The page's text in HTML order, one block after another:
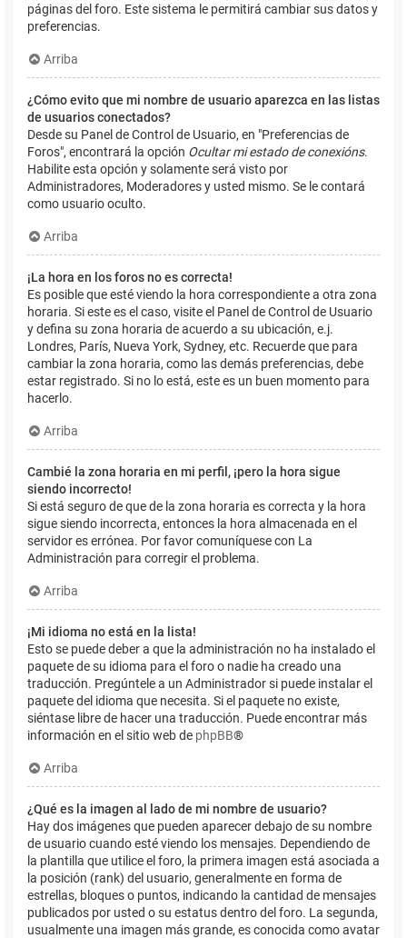
páginas del foro. Este sistema le permitirá cambiar sus datos y
preferencias.
Arriba
¿Cómo evito que mi nombre de usuario aparezca en las listas
de usuarios conectados?
Desde su Panel de Control de Usuario, en "Preferencias de
Foros", encontrará la opción Ocultar mi estado de conexións.
Habilite esta opción y solamente será visto por
Administradores, Moderadores y usted mismo. Se le contará
como usuario oculto.
Arriba
¡La hora en los foros no es correcta!
Es posible que esté viendo la hora correspondiente a otra zona
horaria. Si este es el caso, visite el Panel de Control de Usuario
y defina su zona horaria de acuerdo a su ubicación, e.j.
Londres, París, Nueva York, Sydney, etc. Recuerde que para
cambiar la zona horaria, como las demás preferencias, debe
estar registrado. Si no lo está, este es un buen momento para
hacerlo.
Arriba
Cambié la zona horaria en mi perfil, ¡pero la hora sigue
siendo incorrecto!
Si está seguro de que de la zona horaria es correcta y la hora
sigue siendo incorrecta, entonces la hora almacenada en el
servidor es errónea. Por favor comuníquese con La
Administración para corregir el problema.
Arriba
¡Mi idioma no está en la lista!
Esto se puede deber a que la administración no ha instalado el
paquete de su idioma para el foro o nadie ha creado una
traducción. Pregúntele a un Administrador si puede instalar el
paquete del idioma que necesita. Si el paquete no existe,
siéntase libre de hacer una traducción. Puede encontrar más
información en el sitio web de phpBB®
Arriba
¿Qué es la imagen al lado de mi nombre de usuario?
Hay dos imágenes que pueden aparecer debajo de su nombre
de usuario cuando esté viendo los mensajes. Dependiendo de
la plantilla que utilice el foro, la primera imagen está asociada a
la posición (rank) del usuario, generalmente en forma de
estrellas, bloques o puntos, indicando la cantidad de mensajes
publicados por usted o su estatus dentro del foro. La segunda,
usualmente una imagen más grande, es conocida como avatar